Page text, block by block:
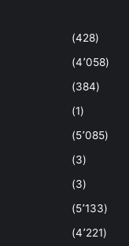
(428)
(4٬058)
(384)
(1)
(5٬085)
(3)
(3)
(5٬133)
(4٬221)